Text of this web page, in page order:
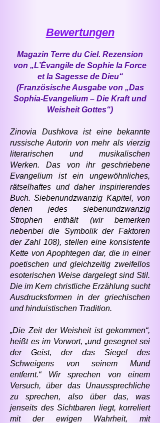
Bewertungen
Magazin Terre du Ciel. Rezension
von „L’Évangile de Sophie la Force
et la Sagesse de Dieu“
(Französische Ausgabe von „Das
Sophia-Evangelium – Die Kraft und
Weisheit Gottes“)
Zinovia Dushkova ist eine bekannte
russische Autorin von mehr als vierzig
literarischen und musikalischen
Werken. Das von ihr geschriebene
Evangelium ist ein ungewöhnliches,
rätselhaftes und daher inspirierendes
Buch. Siebenundzwanzig Kapitel, von
denen jedes siebenundzwanzig
Strophen enthält (wir bemerken
nebenbei die Symbolik der Faktoren
der Zahl 108), stellen eine konsistente
Kette von Apophtegen dar, die in einer
poetischen und gleichzeitig zweifellos
esoterischen Weise dargelegt sind Stil.
Die im Kern christliche Erzählung sucht
Ausdrucksformen in der griechischen
und hinduistischen Tradition.
„Die Zeit der Weisheit ist gekommen“,
heißt es im Vorwort, „und gesegnet sei
der Geist, der das Siegel des
Schweigens von seinem Mund
entfernt.“ Wir sprechen von einem
Versuch, über das Unaussprechliche
zu sprechen, also über das, was
jenseits des Sichtbaren liegt, korreliert
mit der ewigen Wahrheit, mit